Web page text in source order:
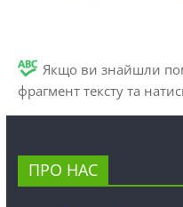
Якщо ви знайшли
фрагмент тексту та
ПРО НАС